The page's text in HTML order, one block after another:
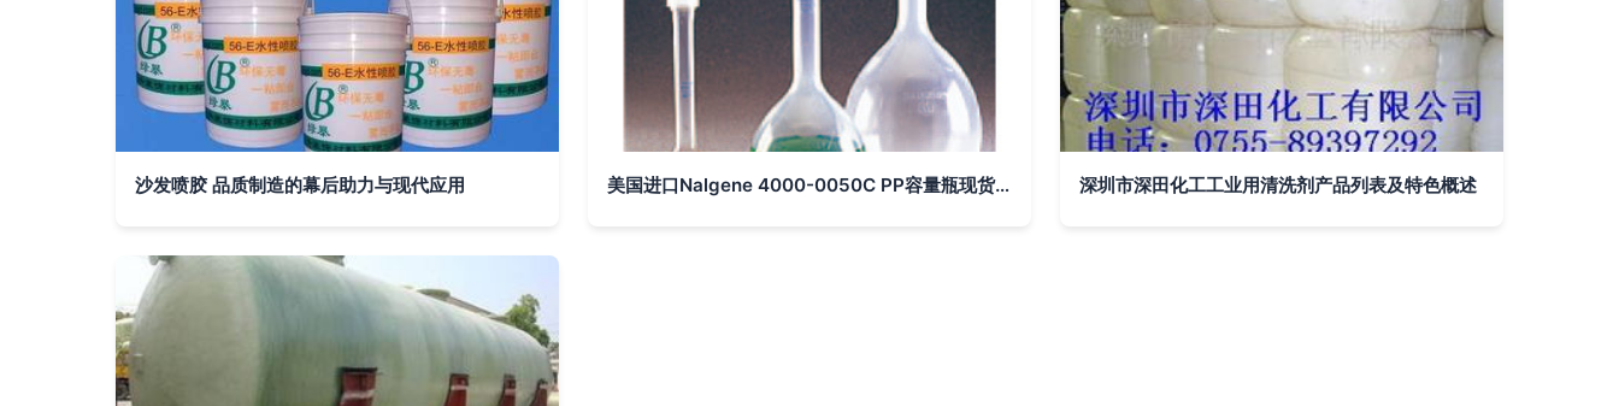
沙发喷胶 品质制造的幕后助力与现代应用 美国进口Nalgene 4000-0050C PP容量瓶现货报价解析及中国市场应用 深圳市深田化工工业用清洗剂产品列表及特色概述